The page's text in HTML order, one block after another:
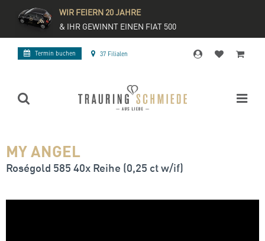
WIR FEIERN 20 JAHRE
& IHR GEWINNT EINEN FIAT 500
Termin buchen 37 Filialen
MY ANGEL
Roségold 585 40x Reihe (0,25 ct w/if)